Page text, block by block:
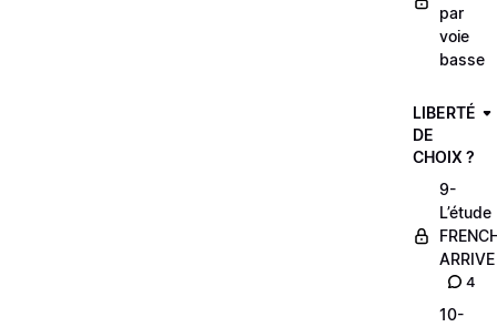
par
voie
basse
LIBERTÉ
DE
CHOIX ?
9-
L’étude
ARRIVE
4
10-